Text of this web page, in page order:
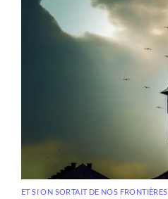
ET SI ON SORTAIT DE NOS FRONTIÈRES